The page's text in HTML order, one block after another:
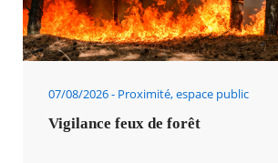
07/08/2026 Proximité, espace public
Vigilance feux de forêt